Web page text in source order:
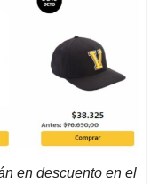
en descuento en el